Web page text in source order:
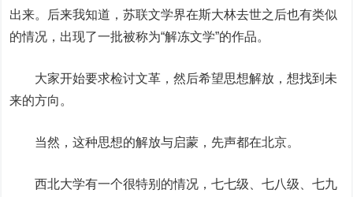
出来。后来我知道，苏联文学界在斯大林去世之后也有类似
的情况，出现了一批被称为“解冻文学”的作品。
大家开始要求检讨文革，然后希望思想解放，想找到未
来的方向。
当然，这种思想的解放与启蒙，先声都在北京。
西北大学有一个很特别的情况，七七级、七八级、七九